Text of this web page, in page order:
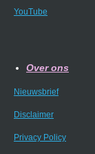
YouTube
Over ons
Nieuwsbrief
Disclaimer
Privacy Policy